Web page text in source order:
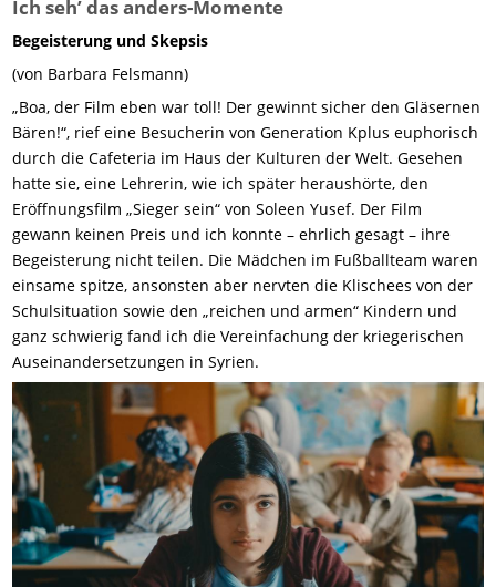
Ich seh’ das anders-Momente
Begeisterung und Skepsis
(von Barbara Felsmann)
„Boa, der Film eben war toll! Der gewinnt sicher den Gläsernen
Bären!“, rief eine Besucherin von Generation Kplus euphorisch
durch die Cafeteria im Haus der Kulturen der Welt. Gesehen
hatte sie, eine Lehrerin, wie ich später heraushörte, den
Eröffnungsfilm „Sieger sein“ von Soleen Yusef. Der Film
gewann keinen Preis und ich konnte – ehrlich gesagt – ihre
Begeisterung nicht teilen. Die Mädchen im Fußballteam waren
einsame spitze, ansonsten aber nervten die Klischees von der
Schulsituation sowie den „reichen und armen“ Kindern und
ganz schwierig fand ich die Vereinfachung der kriegerischen
Auseinandersetzungen in Syrien.